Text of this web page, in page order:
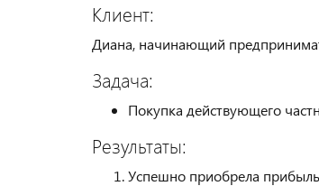
Клиент:
Диана, начинающий
Задача:
Покупка действующего
Результаты:
Успешно приобрела